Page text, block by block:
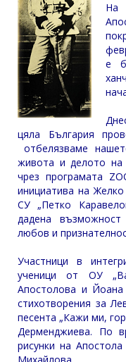
На
е
цяла България
отбелязваме
живота и делото на
чрез програмата
инициатива на
СУ „Петко
дадена
любов и
Участници в
ученици от ОУ
Апостолова и Йоана
стихотворения за
песента „Кажи ми,
Дерменджиева. По
рисунки на